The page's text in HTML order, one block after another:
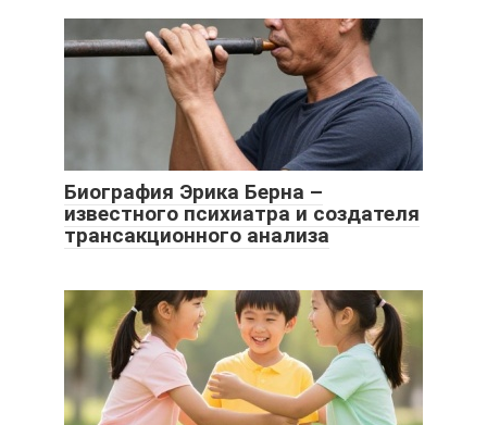
Биография Эрика Берна –
известного психиатра и создателя
трансакционного анализа